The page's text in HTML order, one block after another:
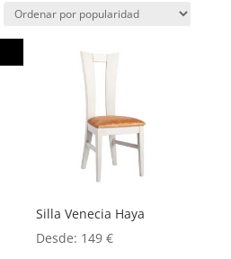
popularidad
Silla Venecia Haya
Desde: 149€